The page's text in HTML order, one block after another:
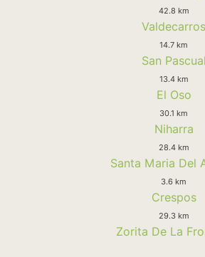
42.8 km
Valdecarros
14.7 km
San Pascual
13.4 km
El Oso
30.1 km
Niharra
28.4 km
Santa Maria Del
3.6 km
Crespos
29.3 km
Zorita De La